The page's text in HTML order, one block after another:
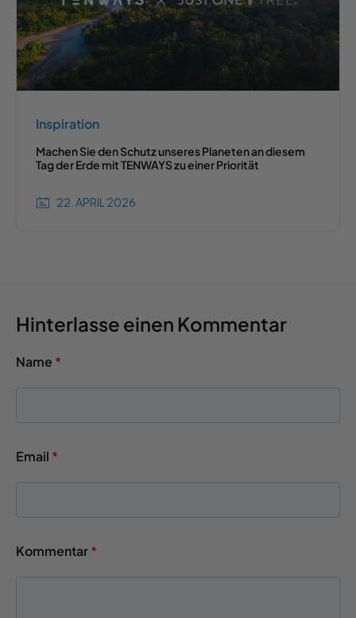
Inspiration
Machen Sie den Schutz unseres Planeten an diesem
Tag der Erde mit TENWAYS zu einer Priorität
22. APRIL 2026
Hinterlasse einen Kommentar
Name *
Email *
Kommentar*